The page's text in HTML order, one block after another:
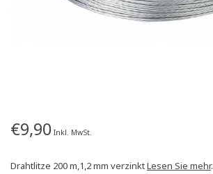
€9,90 Inkl. MwSt.
Drahtlitze 200 m,1,2 mm verzinktLesen Sie mehr.